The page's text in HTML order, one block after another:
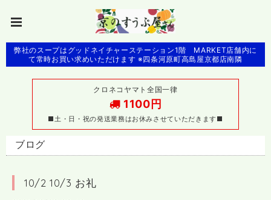
弊社のスープはグッドネイチャーステーション1階 MARKET店舗内に
て常時お買い求めいただけます ※四条河原町高島屋京都店南隣
クロネコヤマト全国一律
1100円
■土・日・祝の発送業務はお休みさせていただきます■
ブログ
10/2 10/3 お礼